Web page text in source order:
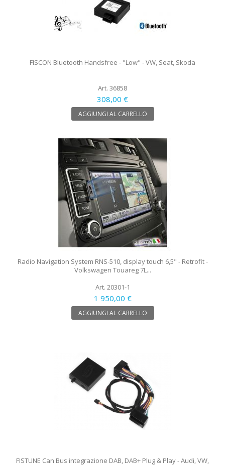
FISCON Bluetooth Handsfree - "Low" - VW, Seat, Skoda
Art. 36858
308,00 €
AGGIUNGI AL CARRELLO
Radio Navigation System RNS-510, display touch 6,5" - Retrofit -
Volkswagen Touareg 7L...
Art. 20301-1
1 950,00 €
AGGIUNGI AL CARRELLO
FISTUNE Can Bus integrazione DAB, DAB+ Plug & Play - Audi, VW,